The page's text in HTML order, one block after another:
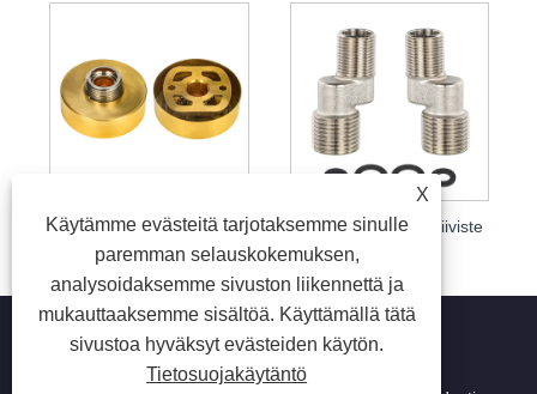
Pyöreät suihkuasennussarjat ⅜×½ kylpykengän tiiviste
X
Käytämme evästeitä tarjotaksemme sinulle
paremman selauskokemuksen,
analysoidaksemme sivuston liikennettä ja
mukauttaaksemme sisältöä. Käyttämällä tätä
sivustoa hyväksyt evästeiden käytön.
Tietosuojakäytäntö